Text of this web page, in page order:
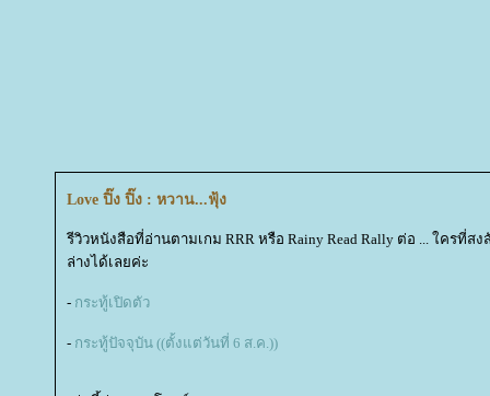
Love ปิ๊ง ปิ๊ง : หวาน...ฟุ้ง
รีวิวหนังสือที่อ่านตามเกม RRR หรือ Rainy Read Rally ต่อ ... ใครที่
ล่างได้เลยค่ะ
- กระทู้เปิดตัว
- กระทู้ปัจจุบัน ((ตั้งแต่วันที่ 6 ส.ค.))